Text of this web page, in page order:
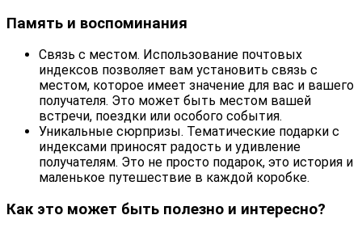
Память и воспоминания
Связь с местом. Использование почтовых
индексов позволяет вам установить связь с
местом, которое имеет значение для вас и вашего
получателя. Это может быть местом вашей
встречи, поездки или особого события.
Уникальные сюрпризы. Тематические подарки с
индексами приносят радость и удивление
получателям. Это не просто подарок, это история и
маленькое путешествие в каждой коробке.
Как это может быть полезно и интересно?